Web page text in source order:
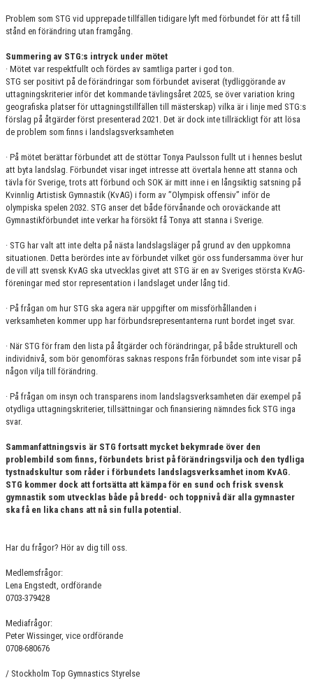
Problem som STG vid upprepade tillfällen tidigare lyft med förbundet för att få till
stånd en förändring utan framgång.
Summering av STG:s intryck under mötet
· Mötet var respektfullt och fördes av samtliga parter i god ton.
STG ser positivt på de förändringar som förbundet aviserat (tydliggörande av
uttagningskriterier inför det kommande tävlingsåret 2025, se över variation kring
geografiska platser för uttagningstillfällen till mästerskap) vilka är i linje med STG:s
förslag på åtgärder först presenterad 2021. Det är dock inte tillräckligt för att lösa
de problem som finns i landslagsverksamheten
· På mötet berättar förbundet att de stöttar Tonya Paulsson fullt ut i hennes beslut
att byta landslag. Förbundet visar inget intresse att övertala henne att stanna och
tävla för Sverige, trots att förbund och SOK är mitt inne i en långsiktig satsning på
Kvinnlig Artistisk Gymnastik (KvAG) i form av ”Olympisk offensiv” inför de
olympiska spelen 2032. STG anser det både förvånande och oroväckande att
Gymnastikförbundet inte verkar ha försökt få Tonya att stanna i Sverige.
· STG har valt att inte delta på nästa landslagsläger på grund av den uppkomna
situationen. Detta berördes inte av förbundet vilket gör oss fundersamma över hur
de vill att svensk KvAG ska utvecklas givet att STG är en av Sveriges största KvAG-
föreningar med stor representation i landslaget under lång tid.
· På frågan om hur STG ska agera när uppgifter om missförhållanden i
verksamheten kommer upp har förbundsrepresentanterna runt bordet inget svar.
· När STG för fram den lista på åtgärder och förändringar, på både strukturell och
individnivå, som bör genomföras saknas respons från förbundet som inte visar på
någon vilja till förändring.
· På frågan om insyn och transparens inom landslagsverksamheten där exempel på
otydliga uttagningskriterier, tillsättningar och finansiering nämndes fick STG inga
svar.
Sammanfattningsvis är STG fortsatt mycket bekymrade över den
problembild som finns, förbundets brist på förändringsvilja och den tydliga
tystnadskultur som råder i förbundets landslagsverksamhet inom KvAG.
STG kommer dock att fortsätta att kämpa för en sund och frisk svensk
gymnastik som utvecklas både på bredd- och toppnivå där alla gymnaster
ska få en lika chans att nå sin fulla potential.
Har du frågor? Hör av dig till oss.
Medlemsfrågor:
Lena Engstedt, ordförande
0703-379428
Mediafrågor:
Peter Wissinger, vice ordförande
0708-680676
/ Stockholm Top Gymnastics Styrelse